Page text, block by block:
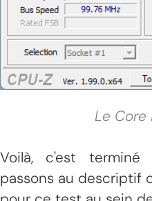
Le Core
Voilà, c'est terminé
passons au descriptif